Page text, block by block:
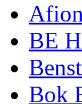
Afion
BE
Bok